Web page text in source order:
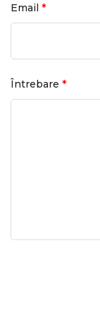
Email *
Întrebare *